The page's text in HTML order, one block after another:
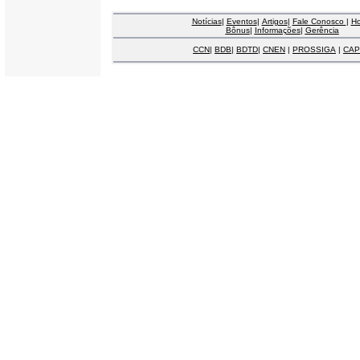
Notícias| Eventos| Artigos| Fale Conosco |
Bônus| Informações| Gerência
CCN| BDB| BDTD| CNEN | PROSSIGA |